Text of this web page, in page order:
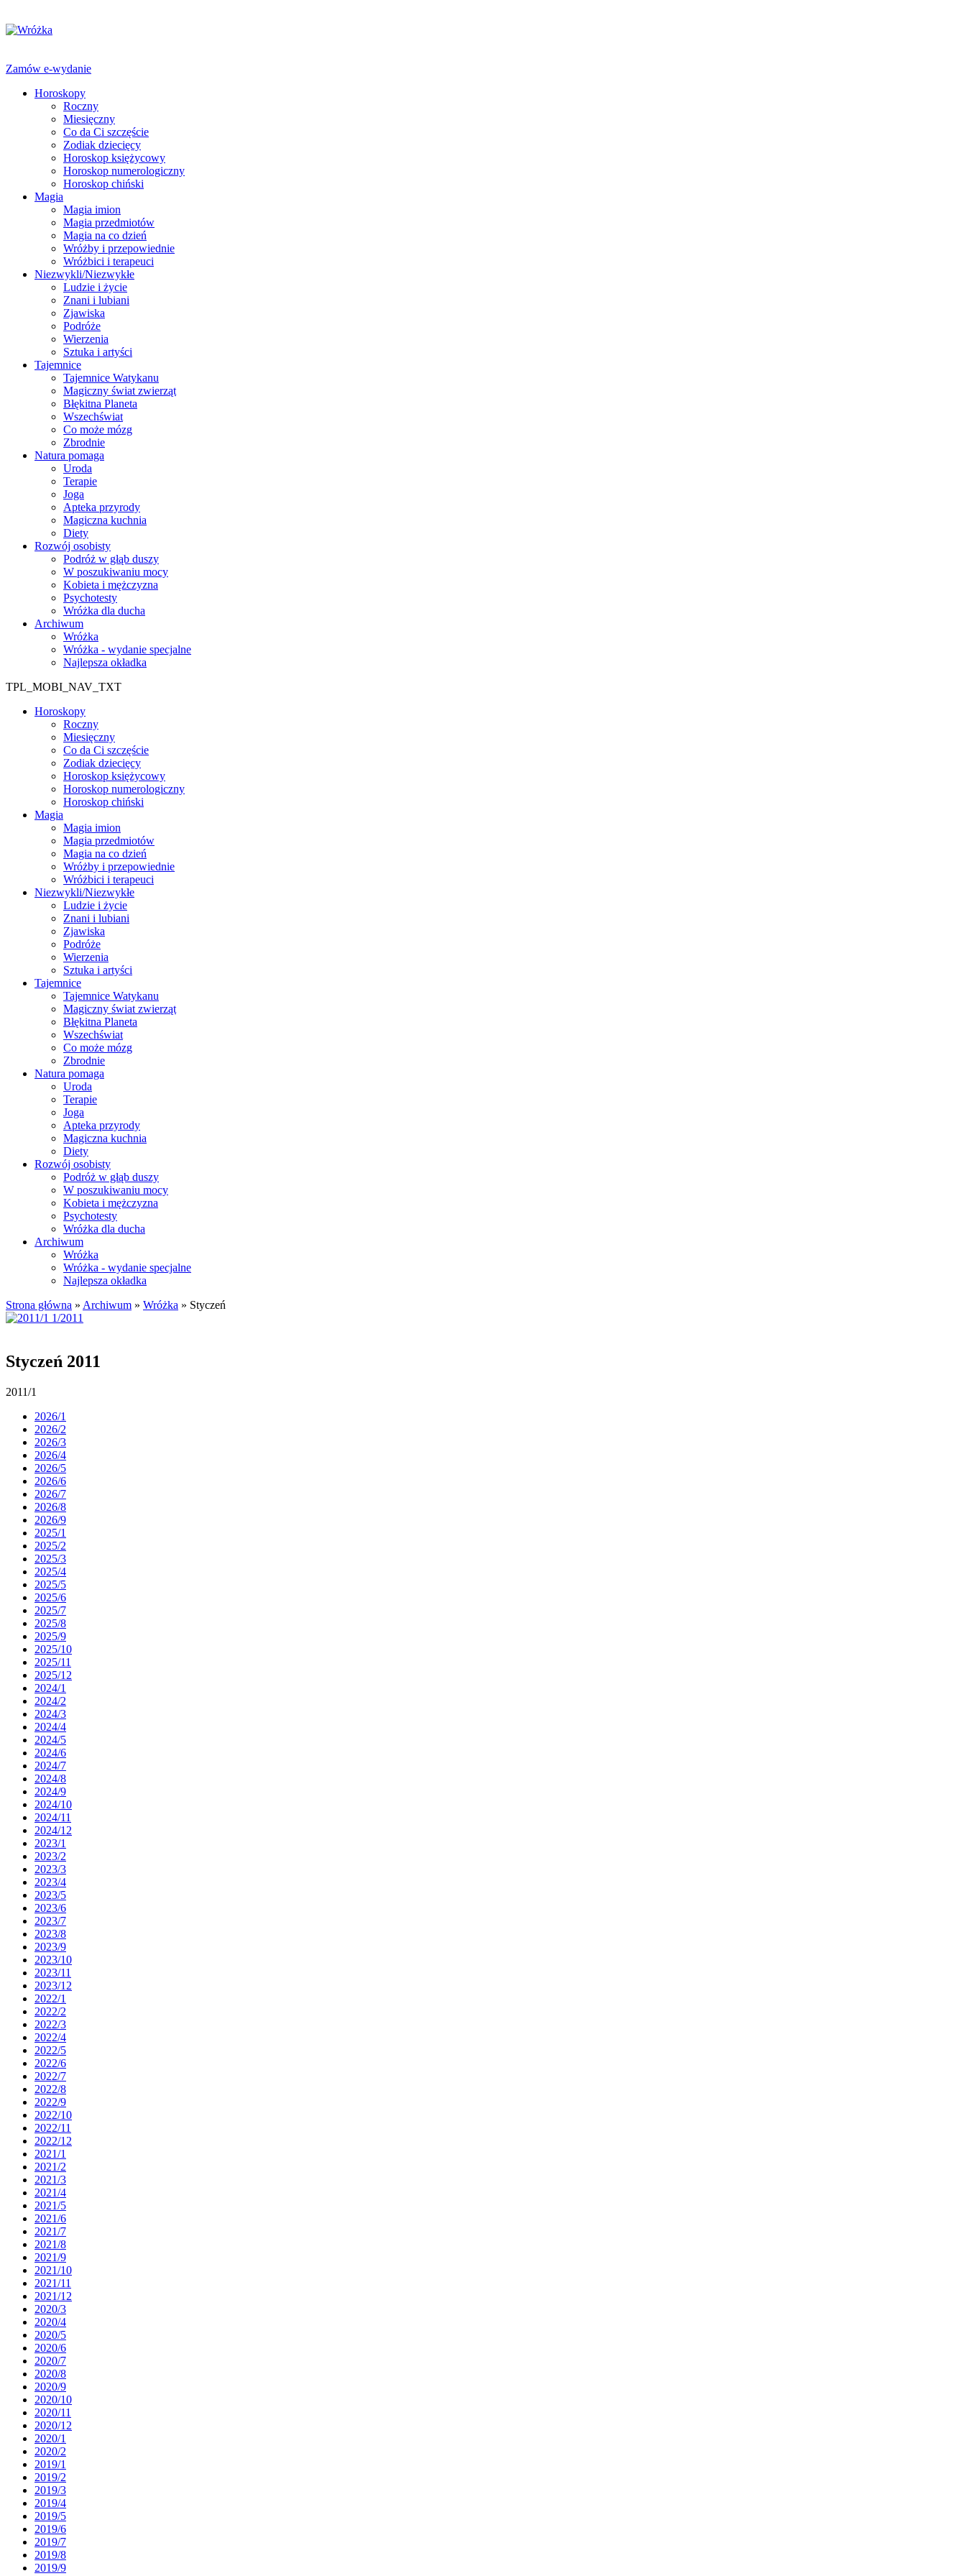
Zamów e-wydanie
Horoskopy
Roczny
Miesięczny
Co da Ci szczęście
Zodiak dziecięcy
Horoskop księżycowy
Horoskop numerologiczny
Horoskop chiński
Magia
Magia imion
Magia przedmiotów
Magia na co dzień
Wróżby i przepowiednie
Wróżbici i terapeuci
Niezwykli/Niezwykłe
Ludzie i życie
Znani i lubiani
Zjawiska
Podróże
Wierzenia
Sztuka i artyści
Tajemnice
Tajemnice Watykanu
Magiczny świat zwierząt
Błękitna Planeta
Wszechświat
Co może mózg
Zbrodnie
Natura pomaga
Uroda
Terapie
Joga
Apteka przyrody
Magiczna kuchnia
Diety
Rozwój osobisty
Podróż w głąb duszy
W poszukiwaniu mocy
Kobieta i mężczyzna
Psychotesty
Wróżka dla ducha
Archiwum
Wróżka
Wróżka - wydanie specjalne
Najlepsza okładka
TPL_MOBI_NAV_TXT
Horoskopy
Roczny
Miesięczny
Co da Ci szczęście
Zodiak dziecięcy
Horoskop księżycowy
Horoskop numerologiczny
Horoskop chiński
Magia
Magia imion
Magia przedmiotów
Magia na co dzień
Wróżby i przepowiednie
Wróżbici i terapeuci
Niezwykli/Niezwykłe
Ludzie i życie
Znani i lubiani
Zjawiska
Podróże
Wierzenia
Sztuka i artyści
Tajemnice
Tajemnice Watykanu
Magiczny świat zwierząt
Błękitna Planeta
Wszechświat
Co może mózg
Zbrodnie
Natura pomaga
Uroda
Terapie
Joga
Apteka przyrody
Magiczna kuchnia
Diety
Rozwój osobisty
Podróż w głąb duszy
W poszukiwaniu mocy
Kobieta i mężczyzna
Psychotesty
Wróżka dla ducha
Archiwum
Wróżka
Wróżka - wydanie specjalne
Najlepsza okładka
Strona główna » Archiwum » Wróżka » Styczeń
Styczeń 2011
2011/1
2026/1
2026/2
2026/3
2026/4
2026/5
2026/6
2026/7
2026/8
2026/9
2025/1
2025/2
2025/3
2025/4
2025/5
2025/6
2025/7
2025/8
2025/9
2025/10
2025/11
2025/12
2024/1
2024/2
2024/3
2024/4
2024/5
2024/6
2024/7
2024/8
2024/9
2024/10
2024/11
2024/12
2023/1
2023/2
2023/3
2023/4
2023/5
2023/6
2023/7
2023/8
2023/9
2023/10
2023/11
2023/12
2022/1
2022/2
2022/3
2022/4
2022/5
2022/6
2022/7
2022/8
2022/9
2022/10
2022/11
2022/12
2021/1
2021/2
2021/3
2021/4
2021/5
2021/6
2021/7
2021/8
2021/9
2021/10
2021/11
2021/12
2020/3
2020/4
2020/5
2020/6
2020/7
2020/8
2020/9
2020/10
2020/11
2020/12
2020/1
2020/2
2019/1
2019/2
2019/3
2019/4
2019/5
2019/6
2019/7
2019/8
2019/9